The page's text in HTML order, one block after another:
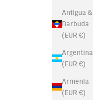
Antigua &
Barbuda
(EUR €)
Argentina
(EUR €)
Armenia
(EUR €)